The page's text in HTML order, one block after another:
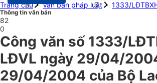
Trang chủ
Văn bản pháp luật 1333/
Thông tin văn bản
82
0
Công văn số 1333/
LĐVL ngày 29/04/
29/04/2004 của Bộ